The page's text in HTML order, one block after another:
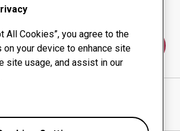
Kontakt
COMPANY
All Cookies”, you agree to the
your device to enhance site
site usage, and assist in our